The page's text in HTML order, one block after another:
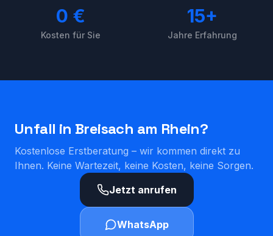
0 €
Kosten für Sie
15+
Jahre Erfahrung
Unfall in Breisach am Rhein?
Kostenlose Erstberatung – wir kommen direkt zu
Ihnen. Keine Wartezeit, keine Kosten, keine Sorgen.
Jetzt anrufen
WhatsApp